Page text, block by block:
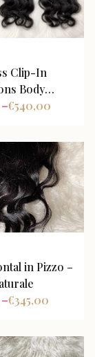
Clip-In
Body
Naturale
– 540,00
€
in Pizzo –
– 345,00
€